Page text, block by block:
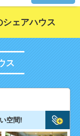
ェアハウス
ス
空間!